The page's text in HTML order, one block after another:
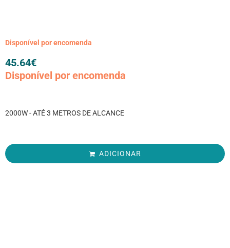
Disponível por encomenda
45.64€
Disponível por encomenda
2000W - ATÉ 3 METROS DE ALCANCE
ADICIONAR